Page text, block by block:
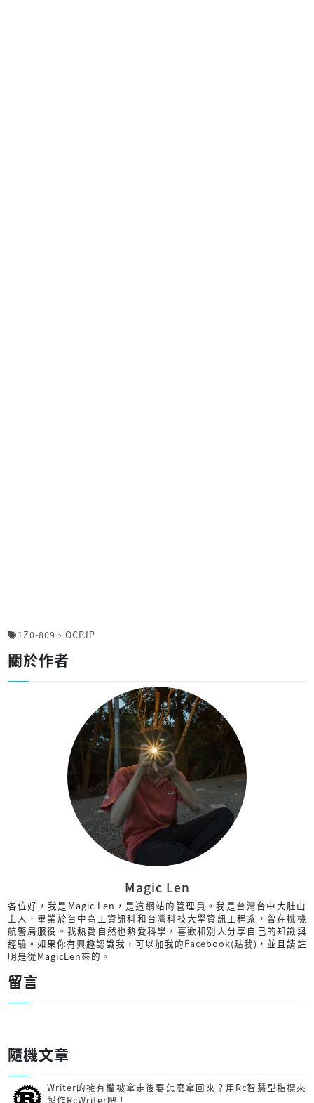
1Z0-809 、 OCPJP
關於作者
Magic Len
各位好，我是Magic Len，是這網站的管理員。我是台灣台中大肚山
上人，畢業於台中高工資訊科和台灣科技大學資訊工程系，曾在桃機
航警局服役。我熱愛自然也熱愛科學，喜歡和別人分享自己的知識與
經驗。如果你有興趣認識我，可以加我的Facebook(點我) ，並且請註
明是從MagicLen來的。
留言
隨機文章
Writer的擁有權被拿走後要怎麼拿回來？用Rc智慧型指標來
製作RcWriter吧！